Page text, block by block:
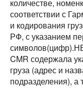
количестве,
соответствии с
и кодирования
РФ, с указанием
CMR содержала
груза (адрес и
подразделения),